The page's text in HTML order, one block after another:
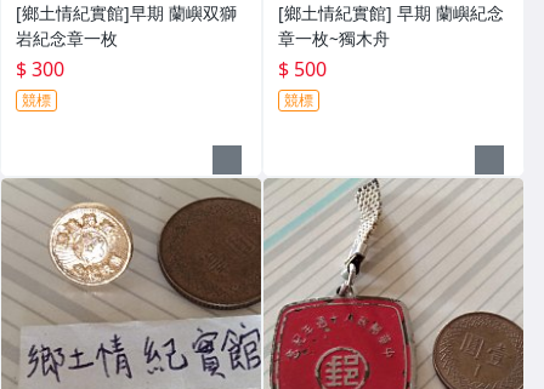
[鄉土情紀實館]早期 蘭嶼双獅
岩紀念章一枚
$ 300
競標
[鄉土情紀實館] 早期 蘭嶼紀念
章一枚~獨木舟
$ 500
競標